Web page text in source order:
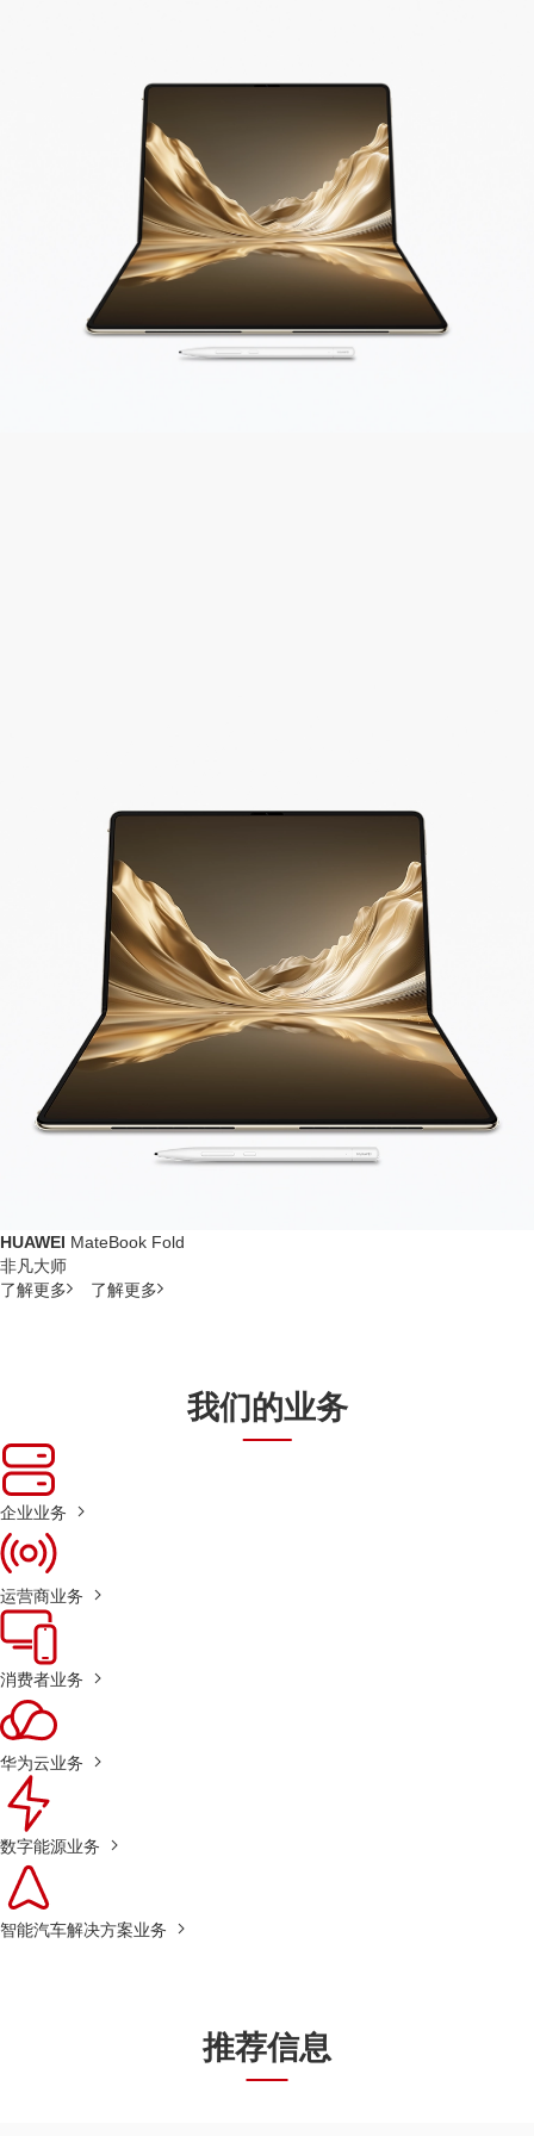
HUAWEI MateBook Fold
非凡大师
了解更多
了解更多
我们的业务
企业业务
运营商业务
消费者业务
华为云业务
数字能源业务
智能汽车解决方案业务
推荐信息